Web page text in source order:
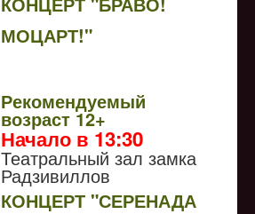
МОЦАРТ!"
Рекомендуемый
возраст 12+
Начало в 13:30
Театральный зал замка
Радзивиллов
КОНЦЕРТ "СЕРЕНАДА